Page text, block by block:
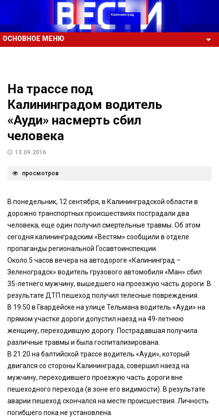
ОСНОВНОЕ МЕНЮ
На трассе под
Калининградом водитель
«Ауди» насмерть сбил
человека
13.09.2016
просмотров
В понедельник, 12 сентября, в Калининградской области в
дорожно транспортных происшествиях пострадали два
человека, еще один получил смертельные травмы. Об этом
сегодня калининградским «Вестям» сообщили в отделе
пропаганды региональной Госавтоинспекции.
Около 5 часов вечера на автодороге «Калининград –
Зеленоградск» водитель грузового автомобиля «Ман» сбил
35-летнего мужчину, вышедшего на проезжую часть дороги. В
результате ДТП пешеход получил телесные повреждения.
В 19:50 в Гвардейске на улице Тельмана водитель «Ауди» на
прямом участке дороги допустил наезд на 49-летнюю
женщину, переходившую дорогу. Пострадавшая получила
различные травмы и была госпитализирована.
В 21:20 на балтийской трассе водитель «Ауди», который
двигался со стороны Калининграда, совершил наезд на
мужчину, переходившего проезжую часть дороги вне
пешеходного перехода (в зоне его видимости). В результате
аварии пешеход скончался на месте происшествия. Личность
погибшего пока не установлена.